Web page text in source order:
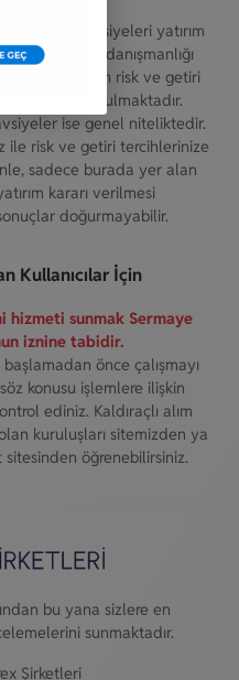
yorum ve tavsiyeleri yatırım
Yatırım danışmanlığı
kişilerin risk ve getiri
özel sunulmaktadır.
ise genel niteliktedir.
ile risk ve getiri tercihlerinize
sadece burada yer alan
kararı verilmesi
doğurmayabilir.
Kullanıcılar İçin
hizmeti sunmak Sermaye
iznine tabidir.
önce çalışmayı
konusu işlemlere ilişkin
ediniz. Kaldıraçlı alım
kuruluşları sitemizden ya
öğrenebilirsiniz.
bu yana sizlere en
sunmaktadır.
Şirketleri